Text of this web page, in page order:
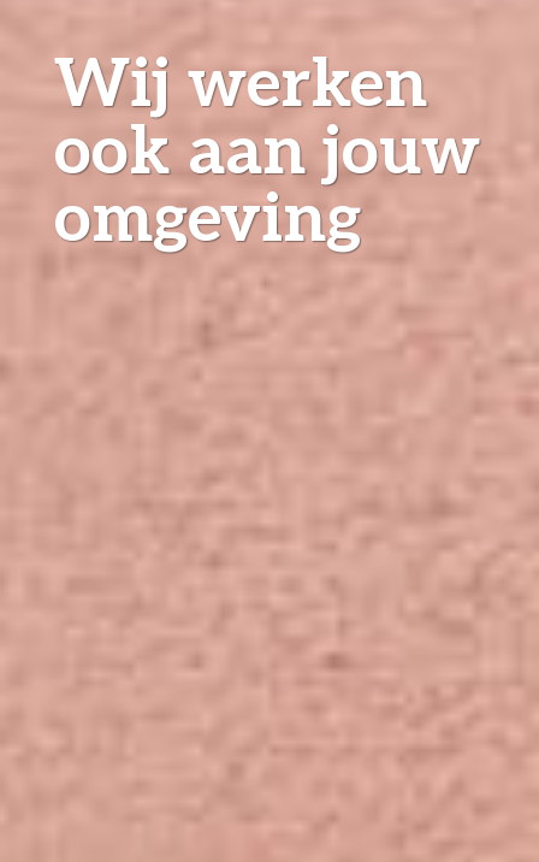
Wij werken
ook aan jouw
omgeving